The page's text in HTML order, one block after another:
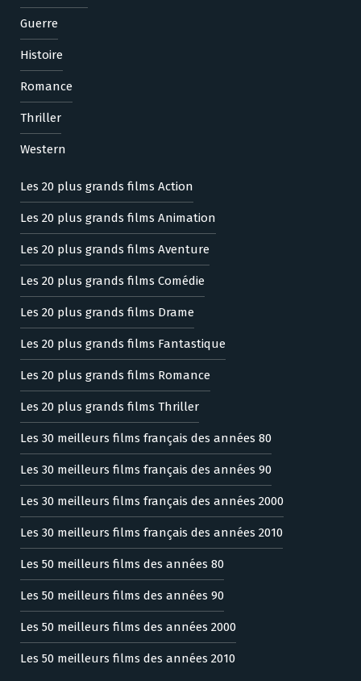
Guerre
Histoire
Romance
Thriller
Western
Les 20 plus grands films Action
Les 20 plus grands films Animation
Les 20 plus grands films Aventure
Les 20 plus grands films Comédie
Les 20 plus grands films Drame
Les 20 plus grands films Fantastique
Les 20 plus grands films Romance
Les 20 plus grands films Thriller
Les 30 meilleurs films français des années 80
Les 30 meilleurs films français des années 90
Les 30 meilleurs films français des années 2000
Les 30 meilleurs films français des années 2010
Les 50 meilleurs films des années 80
Les 50 meilleurs films des années 90
Les 50 meilleurs films des années 2000
Les 50 meilleurs films des années 2010